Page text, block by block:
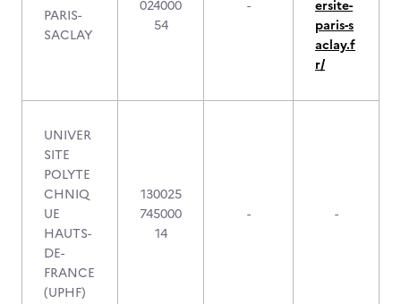
PARIS-
SACLAY
024000
54
-
ersite-
paris-s
aclay.f
r/
UNIVER
SITE
POLYTE
CHNIQ
UE
HAUTS-
DE-
FRANCE
(UPHF)
130025
745000
14
- -